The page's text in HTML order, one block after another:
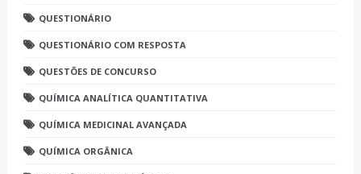
QUESTIONÁRIO
QUESTIONÁRIO COM RESPOSTA
QUESTÕES DE CONCURSO
QUÍMICA ANALÍTICA QUANTITATIVA
QUÍMICA MEDICINAL AVANÇADA
QUÍMICA ORGÂNICA